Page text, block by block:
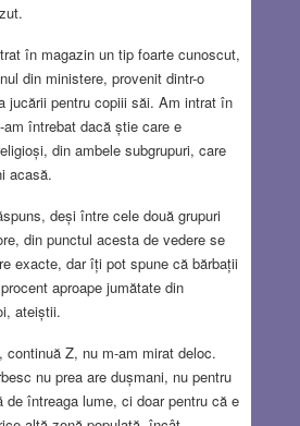
în magazin un tip foarte cunoscut,
din ministere, provenit dintr-o
jucării pentru copiii săi. Am intrat în
întrebat dacă știe care e
din ambele subgrupuri, care
acasă.
deși între cele două grupuri
din punctul acesta de vedere se
exacte, dar îți pot spune că bărbații
aproape jumătate din
ateiștii.
continuă Z, nu m-am mirat deloc.
nu prea are dușmani, nu pentru
întreaga lume, ci doar pentru că e